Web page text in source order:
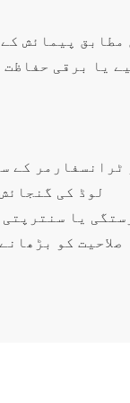
مطابق پیمائش
یا برقی
ٹرانسفارمر کے
لوڈ کی
یا
صلاحیت کو